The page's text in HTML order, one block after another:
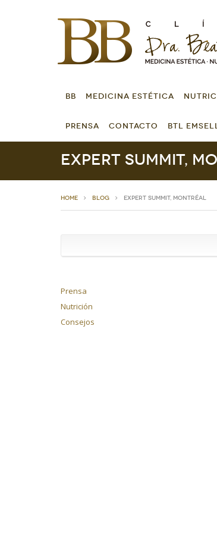
BB MEDICINA ESTÉTICA
PRENSA CONTACTO BTL
Expert Summit,
HOME Blog Expert Summit, Montréal
Prensa
Nutrición
Consejos